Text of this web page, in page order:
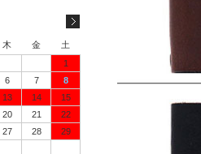
木 金
土
1
6 7
8
13 14
15
20 21
22
27 28
29